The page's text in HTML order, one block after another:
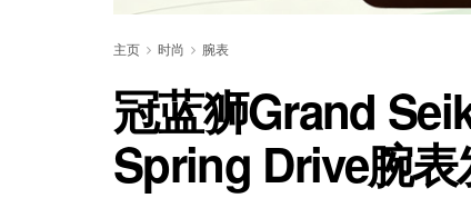
主页 时尚 腕表
冠蓝狮Grand
Spring Drive腕表